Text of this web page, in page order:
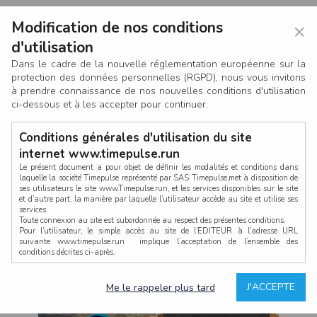
CONNEXION
×
Modification de nos conditions
d'utilisation
Dans le cadre de la nouvelle réglementation européenne sur la
protection des données personnelles (RGPD), nous vous invitons
à prendre connaissance de nos nouvelles conditions d'utilisation
ci-dessous et à les accepter pour continuer.
Conditions générales d'utilisation du site
internet www.timepulse.run
Le présent document a pour objet de définir les modalités et conditions dans
laquelle la société Timepulse représenté par SAS Timepulse,met à disposition de
ses utilisateurs le site www.Timepulse.run, et les services disponibles sur le site
et d’autre part, la manière par laquelle l’utilisateur accède au site et utilise ses
services.
Toute connexion au site est subordonnée au respect des présentes conditions.
Pour l’utilisateur, le simple accès au site de l’EDITEUR à l’adresse URL
suivante www.timepulse.run implique l’acceptation de l’ensemble des
conditions décrites ci-après.
La structure générale du site www.timepulse.run, par quelque procédé que ce
soit, sans l'autorisation préalable et par écrit de Fourcherot Mickael et/ou de ses
J'ACCEPTE
Me le rappeler plus tard